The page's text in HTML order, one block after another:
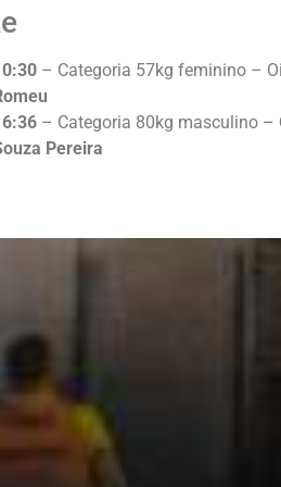
– Categoria 57kg feminino –
– Categoria 80kg masculino –
Pereira